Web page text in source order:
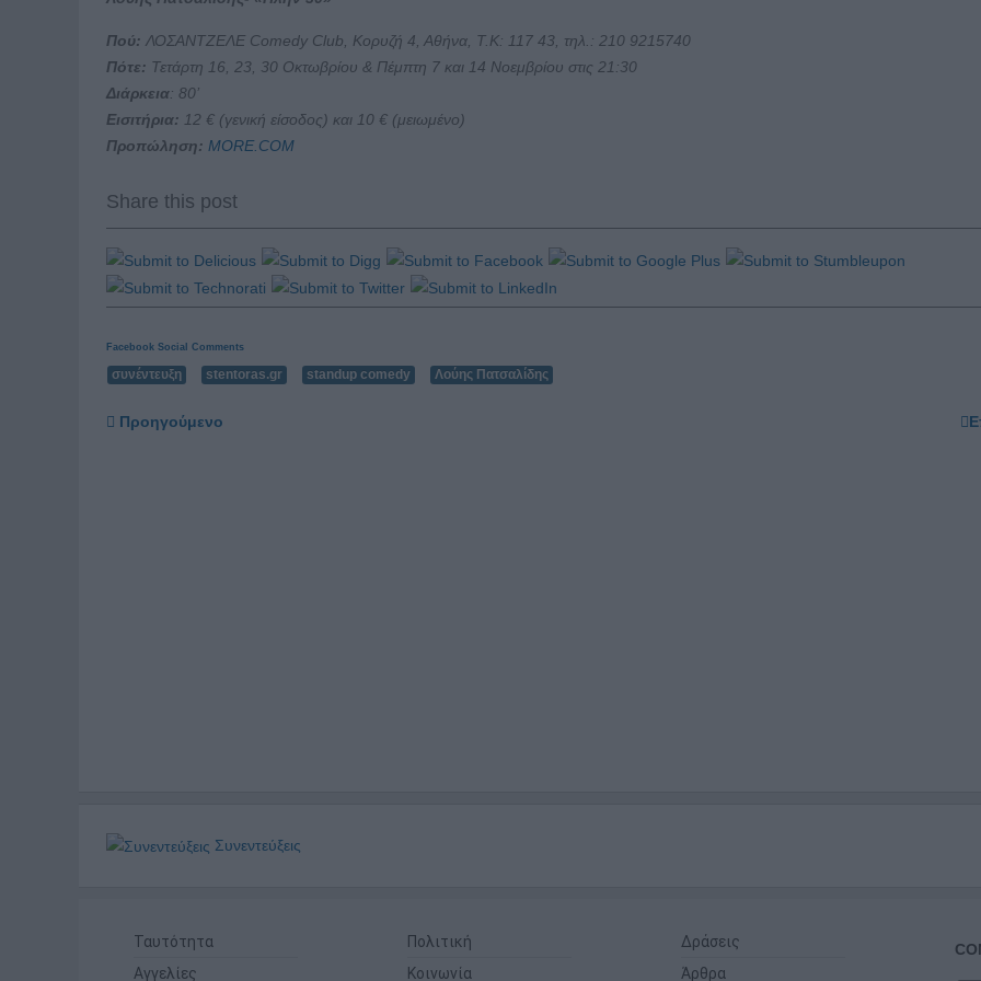
Πού: ΛΟΣΑΝΤΖΕΛΕ Comedy Club, Κορυζή 4, Αθήνα, Τ.Κ: 117 43, τηλ.: 210 9215740
Πότε: Τετάρτη 16, 23, 30 Οκτωβρίου & Πέμπτη 7 και 14 Νοεμβρίου στις 21:30
Διάρκεια: 80’
Εισιτήρια: 12 € (γενική είσοδος) και 10 € (μειωμένο)
Προπώληση: MORE.COM
Share this post
Facebook Social Comments
συνέντευξη stentoras.gr standup comedy Λούης Πατσαλίδης
Προηγούμενο
Συνεντεύξεις
Ταυτότητα
Αγγελίες
Πολιτική
Κοινωνία
Δράσεις
Άρθρα